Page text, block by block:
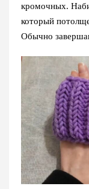
кромочных.
который
Обычно